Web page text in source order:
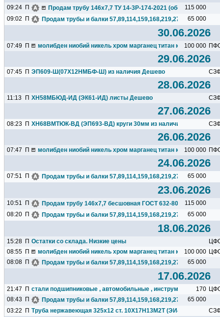
09:24 П Продам трубу 146х7,7 ТУ 14-3Р-174-2021 (обсадная),
115 000
09:02
П Продам трубы и балки 65 000
30.06.2026
07:49 П молибден ниобий никель хром марганец титан кремний чугун
100 000
29.06.2026
07:45 П ЭП609-Ш(07Х12НМБФ-Ш) из наличия Дешево
28.06.2026
11:13 П ХН58МБЮД-ИД (ЭК61-ИД) листы Дешево
27.06.2026
08:23 П ХН68ВМТЮК-ВД (ЭП693-ВД) круги 30мм из наличия Дешево
26.06.2026
07:47 П молибден ниобий никель хром марганец титан кремний чугун
100 000
24.06.2026
07:51 П Продам трубы и балки 65 000
23.06.2026
10:51 П Продам трубу 146х7,7 бесшовная ГОСТ 632-80(обсадная),
115 000
08:20 П Продам трубы и балки 65 000
18.06.2026
15:28 П Остатки со склада. Низкие цены
08:55 П молибден ниобий никель хром марганец титан кремний чугун
100 000
08:08 П Продам трубы и балки 65 000
17.06.2026
21:47 П стали подшипниковые , автомобильные , инструментальные ...
170
08:43
П Продам трубы и балки
65 000
03:22
П Труба нержавеющая 325х12 ст. 10Х17Н13М2Т (ЭИ448) ДЕШЕВО